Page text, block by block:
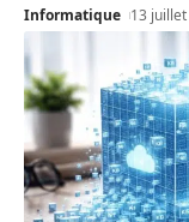
Informatique 13